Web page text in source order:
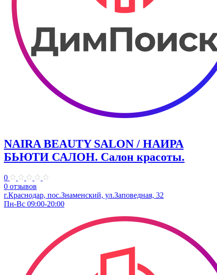
NAIRA BEAUTY SALON / НАИРА
БЬЮТИ САЛОН. Салон красоты.
0
0 отзывов
г.Краснодар, пос.Знаменский, ул.Заповедная, 32
Пн-Вс 09:00-20:00